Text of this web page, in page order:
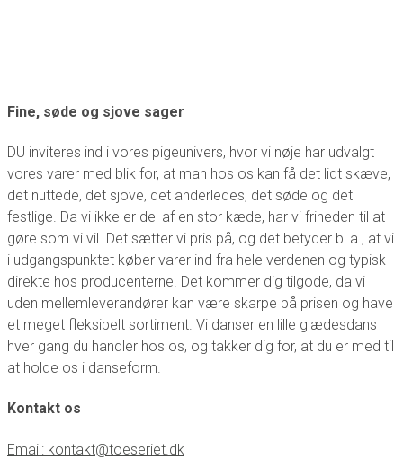
Fine, søde og sjove sager
DU inviteres ind i vores pigeunivers, hvor vi nøje har udvalgt
vores varer med blik for, at man hos os kan få det lidt skæve,
det nuttede, det sjove, det anderledes, det søde og det
festlige. Da vi ikke er del af en stor kæde, har vi friheden til at
gøre som vi vil. Det sætter vi pris på, og det betyder bl.a., at vi
i udgangspunktet køber varer ind fra hele verdenen og typisk
direkte hos producenterne. Det kommer dig tilgode, da vi
uden mellemleverandører kan være skarpe på prisen og have
et meget fleksibelt sortiment. Vi danser en lille glædesdans
hver gang du handler hos os, og takker dig for, at du er med til
at holde os i danseform.
Kontakt os
Email: kontakt@toeseriet.dk